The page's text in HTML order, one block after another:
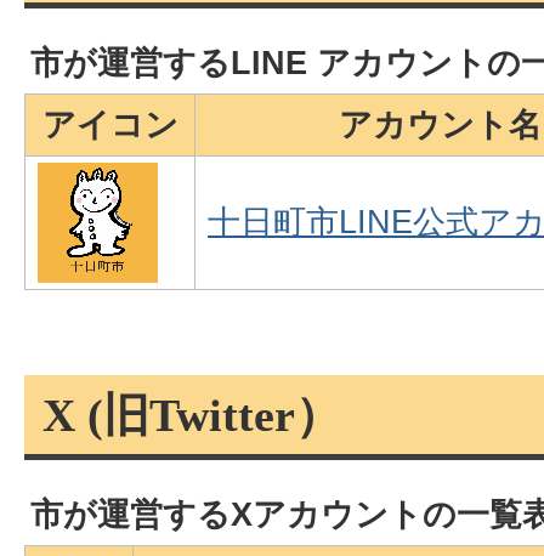
市が運営するLINE アカウントの
アイコン
アカウント名
十日町市LINE公式ア
X (旧Twitter）
市が運営するXアカウントの一覧